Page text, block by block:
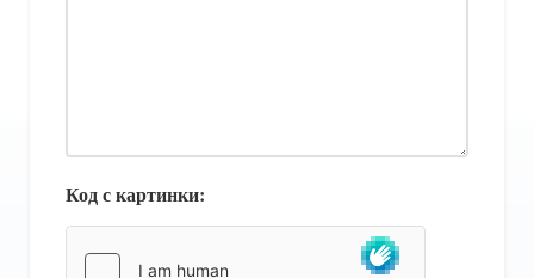
Код с картинки: